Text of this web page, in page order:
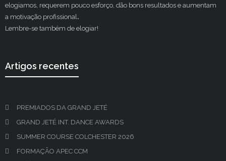
elogiamos, requerem pouco esforço, dão bons resultados e aumentam
a motivação profissional.
Lembre-se também de elogiar!
Artigos recentes
PREMIADOS DA GRAND JETÉ
GRAND JETÉ INT. DANCE AWARDS
SUMMER COURSE COLCHESTER 2026
FORMAÇÃO APEC CCM